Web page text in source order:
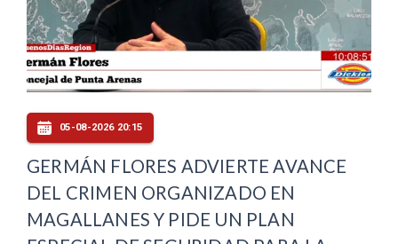
05-08-2026 20:15
GERMÁN FLORES ADVIERTE AVANCE
DEL CRIMEN ORGANIZADO EN
MAGALLANES Y PIDE UN PLAN